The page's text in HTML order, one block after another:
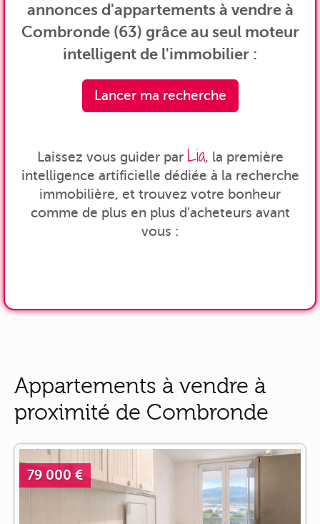
annonces d'appartements à vendre à
Combronde (63) grâce au seul moteur
intelligent de l'immobilier :
Lancer ma recherche
Laissez vous guider par Lia, la première
intelligence artificielle dédiée à la recherche
immobilière, et trouvez votre bonheur
comme de plus en plus d'acheteurs avant
vous :
Appartements à vendre à
proximité de Combronde
79 000 €